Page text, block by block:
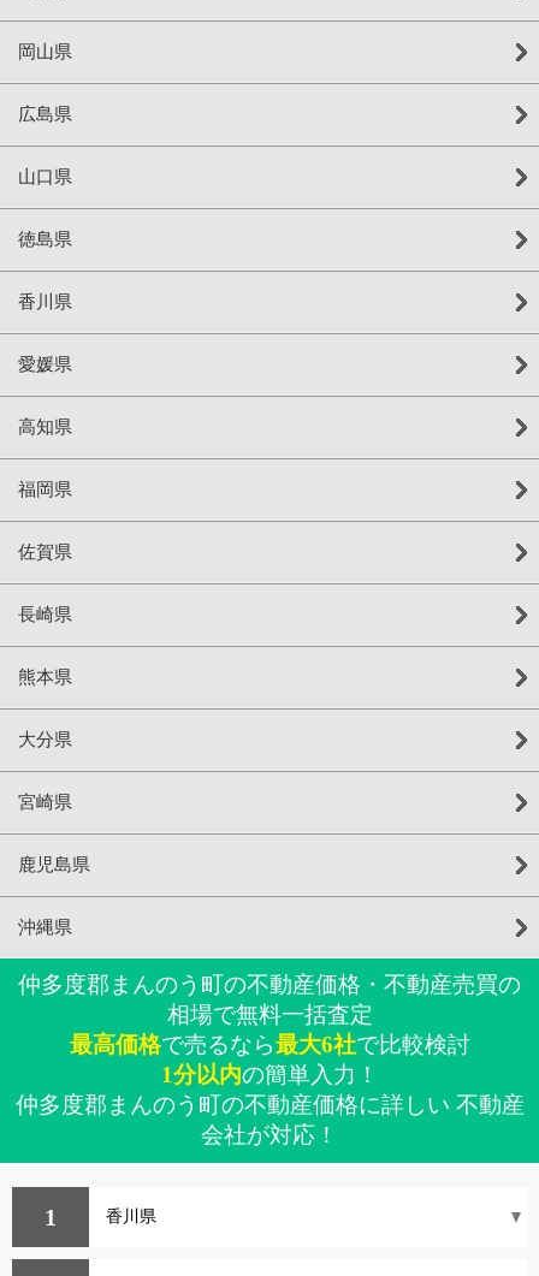
岡山県
広島県
山口県
徳島県
香川県
愛媛県
高知県
福岡県
佐賀県
長崎県
熊本県
大分県
宮崎県
鹿児島県
沖縄県
仲多度郡まんのう町の不動産価格・不動産売買の
相場で無料一括査定
最高価格で売るなら最大6社で比較検討
1分以内の簡単入力！
仲多度郡まんのう町の不動産価格に詳しい 不動産
会社が対応！
1